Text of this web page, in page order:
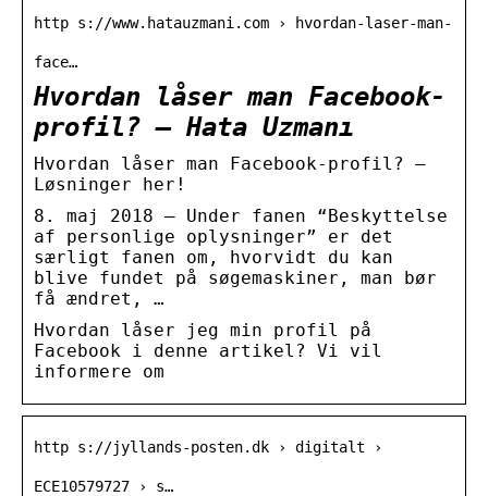
http s://www.hatauzmani.com › hvordan-laser-man-
face…
Hvordan låser man Facebook-
profil? – Hata Uzmanı
Hvordan låser man Facebook-profil? –
Løsninger her!
8. maj 2018 — Under fanen “Beskyttelse
af personlige oplysninger” er det
særligt fanen om, hvorvidt du kan
blive fundet på søgemaskiner, man bør
få ændret, …
Hvordan låser jeg min profil på
Facebook i denne artikel? Vi vil
informere om
http s://jyllands-posten.dk › digitalt ›
ECE10579727 › s…